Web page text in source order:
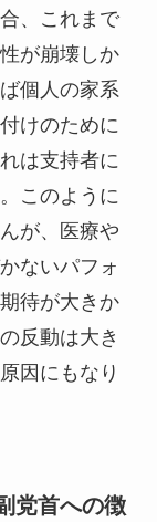
、これまで
が崩壊しか
個人の家系
けのために
は支持者に
このように
が、医療や
ないパフォ
待が大きか
反動は大き
因にもなり
党首への徴